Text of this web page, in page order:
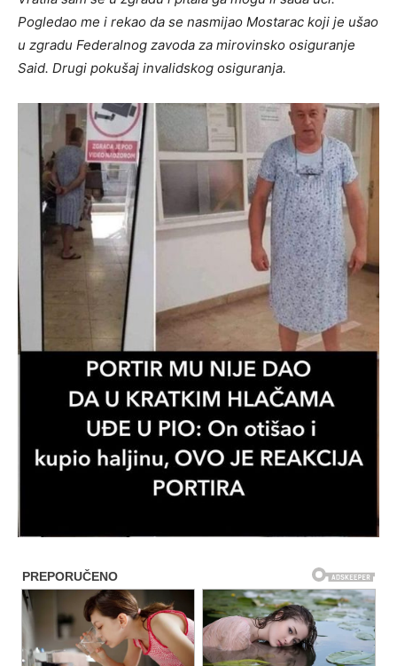
Pogledao me i rekao da se nasmijao Mostarac koji je ušao
u zgradu Federalnog zavoda za mirovinsko osiguranje
Said. Drugi pokušaj invalidskog osiguranja.